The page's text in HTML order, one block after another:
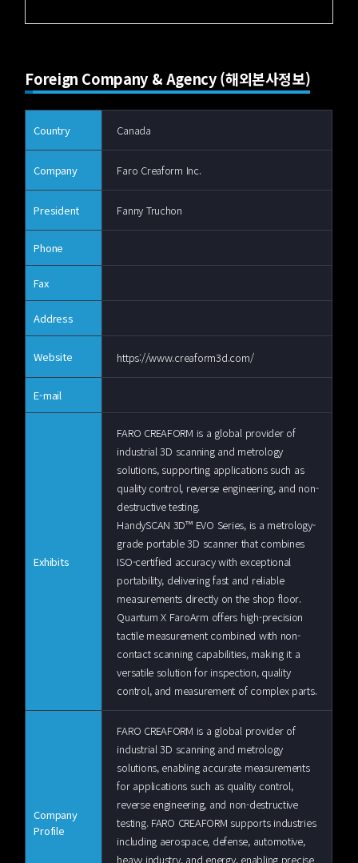
Foreign Company & Agency (해외본사정보)
Country Canada
Company Faro Creaform Inc.
President Fanny Truchon
Phone
Fax
Address
Website https://www.creaform3d.com/
E-mail
Exhibits
FARO CREAFORM is a global provider of
industrial 3D scanning and metrology
solutions, supporting applications such as
quality control, reverse engineering, and non-
destructive testing.
HandySCAN 3D™ EVO Series, is a metrology-
grade portable 3D scanner that combines
ISO-certified accuracy with exceptional
portability, delivering fast and reliable
measurements directly on the shop floor.
Quantum X FaroArm offers high-precision
tactile measurement combined with non-
contact scanning capabilities, making it a
versatile solution for inspection, quality
control, and measurement of complex parts.
Company
Profile
FARO CREAFORM is a global provider of
industrial 3D scanning and metrology
solutions, enabling accurate measurements
for applications such as quality control,
reverse engineering, and non-destructive
testing. FARO CREAFORM supports industries
including aerospace, defense, automotive,
heavy industry, and energy, enabling precise